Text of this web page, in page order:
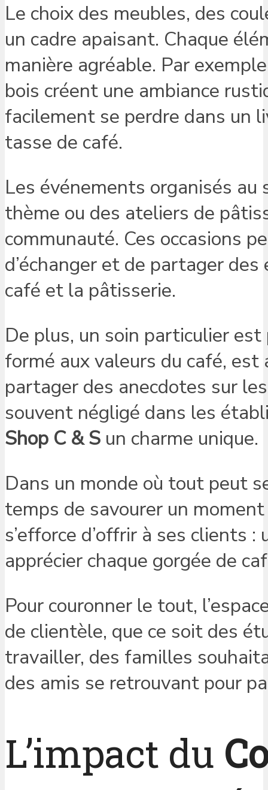
Le choix des meubles, des
un cadre apaisant. Chaque
manière agréable. Par
bois créent une ambiance
facilement se perdre dans un
tasse de café.
Les événements organisés
thème ou des ateliers de
communauté. Ces occasions
d’échanger et de partager
café et la pâtisserie.
De plus, un soin particulier
formé aux valeurs du café,
partager des anecdotes sur
souvent négligé dans les
Shop C & S un charme unique.
Dans un monde où tout peut
temps de savourer un
s’efforce d’offrir à ses clients
apprécier chaque gorgée de
Pour couronner le tout,
de clientèle, que ce soit des
travailler, des familles
des amis se retrouvant pour
L’impact du